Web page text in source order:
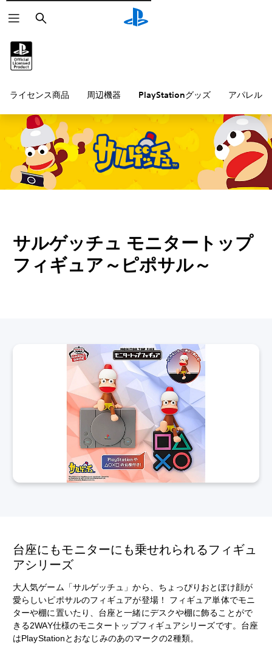
検
索
ライセンス商品 周辺機器 PlayStationグッズ アパレル
サルゲッチュ モニタートップ
フィギュア～ピポサル～
台座にもモニターにも乗せれられるフィギュ
アシリーズ
大人気ゲーム「サルゲッチュ」から、ちょっぴりおとぼけ顔が
愛らしいピポサルのフィギュアが登場！ フィギュア単体でモニ
ターや棚に置いたり、台座と一緒にデスクや棚に飾ることがで
きる2WAY仕様のモニタートップフィギュアシリーズです。台座
はPlayStationとおなじみのあのマークの2種類。